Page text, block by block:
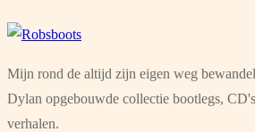
Ga
de
inhoud
Menu
Sluiten
Mijn rond de altijd zijn eigen weg
Dylan opgebouwde collectie bootlegs,
verhalen.